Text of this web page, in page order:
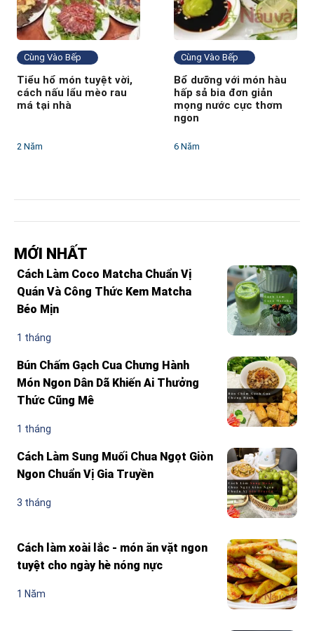
Cùng Vào Bếp
Tiểu hổ món tuyệt vời,
cách nấu lẩu mèo rau
má tại nhà
2 Năm
Cùng Vào Bếp
Bổ dưỡng với món hàu
hấp sả bia đơn giản
mọng nước cực thơm
ngon
6 Năm
MỚI NHẤT
Cách Làm Coco Matcha Chuẩn Vị
Quán Và Công Thức Kem Matcha
Béo Mịn
1 tháng
Bún Chấm Gạch Cua Chưng Hành
Món Ngon Dân Dã Khiến Ai Thưởng
Thức Cũng Mê
1 tháng
Cách Làm Sung Muối Chua Ngọt Giòn
Ngon Chuẩn Vị Gia Truyền
3 tháng
Cách làm xoài lắc - món ăn vặt ngon
tuyệt cho ngày hè nóng nực
1 Năm